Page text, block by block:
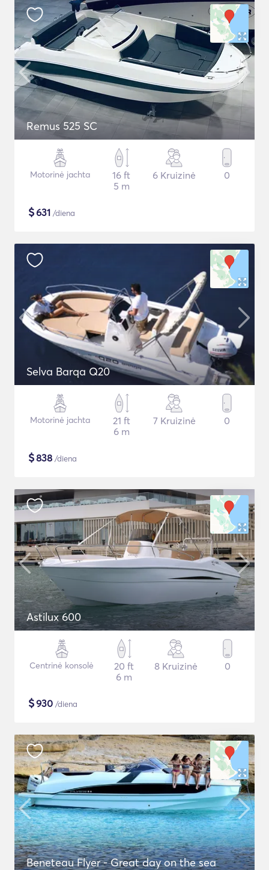
Remus 525 SC
Motorinė jachta
16 ft
5 m
6 Kruizinė 0
$631 /diena
Selva Barqa Q20
Motorinė jachta
21 ft
6 m
7 Kruizinė 0
$838 /diena
Astilux 600
Centrinė konsolė
20 ft
6 m
8 Kruizinė 0
$930 /diena
Beneteau Flyer - Great day on the sea